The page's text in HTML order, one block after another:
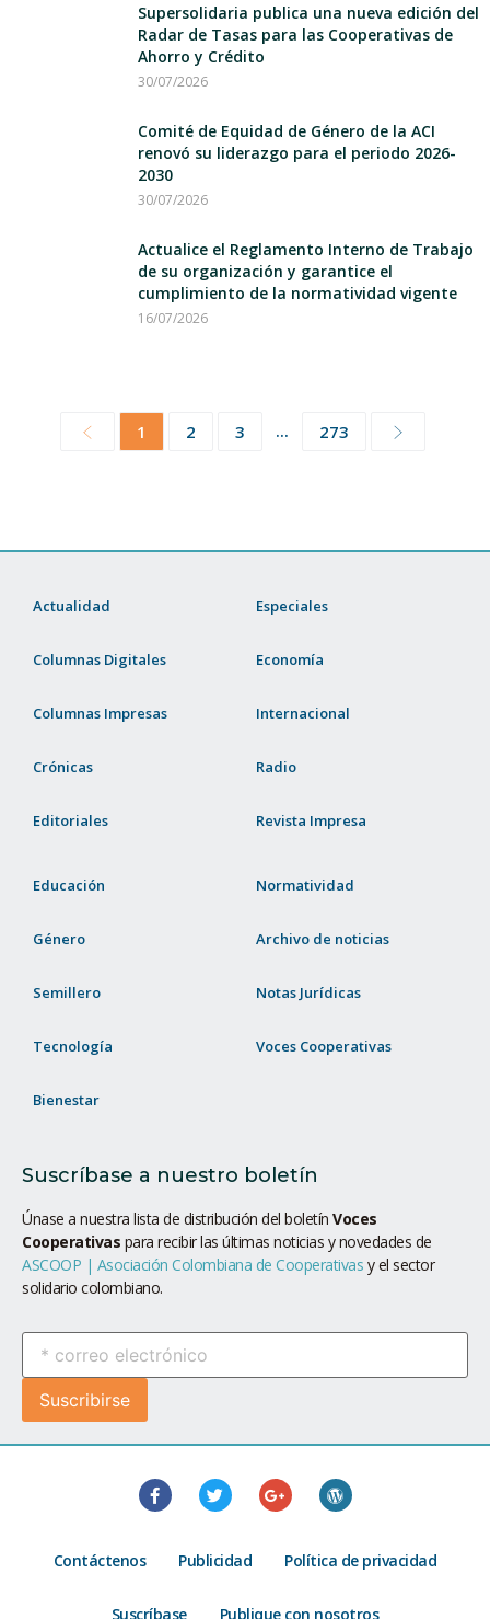
Supersolidaria publica una nueva edición del
Radar de Tasas para las Cooperativas de
Ahorro y Crédito
30/07/2026
Comité de Equidad de Género de la ACI
renovó su liderazgo para el periodo 2026-
2030
30/07/2026
Actualice el Reglamento Interno de Trabajo
de su organización y garantice el
cumplimiento de la normatividad vigente
16/07/2026
1 2 3 ... 273
Actualidad
Columnas Digitales
Columnas Impresas
Crónicas
Editoriales
Especiales
Economía
Internacional
Radio
Revista Impresa
Educación
Género
Semillero
Tecnología
Bienestar
Normatividad
Archivo de noticias
Notas Jurídicas
Voces Cooperativas
Suscríbase a nuestro boletín
Únase a nuestra lista de distribución del boletín Voces
Cooperativas para recibir las últimas noticias y novedades de
ASCOOP | Asociación Colombiana de Cooperativas y el sector
solidario colombiano.
Contáctenos Publicidad Política de privacidad
Suscríbase Publique con nosotros